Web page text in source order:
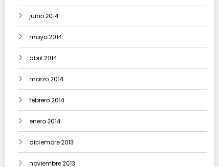
junio 2014
mayo 2014
abril 2014
marzo 2014
febrero 2014
enero 2014
diciembre 2013
noviembre 2013